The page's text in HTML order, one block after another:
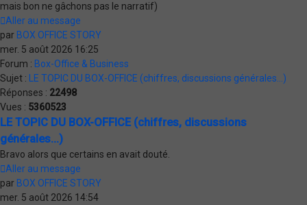
mais bon ne gâchons pas le narratif)
Aller au message
par BOX OFFICE STORY
mer. 5 août 2026 16:25
Forum : Box-Office & Business
Sujet :
LE TOPIC DU BOX-OFFICE (chiffres, discussions générales...)
Réponses : 22498
Vues : 5360523
LE TOPIC DU BOX-OFFICE (chiffres, discussions
générales...)
Bravo alors que certains en avait douté.
Aller au message
par BOX OFFICE STORY
mer. 5 août 2026 14:54